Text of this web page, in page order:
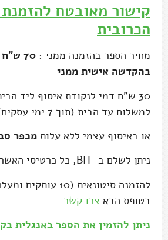
קישור מאובטח
הכרובית
מחיר הספר בהזמנה ממני :
70
בהקדשה אישית ממני
למשלוח עד הבית (תוך 7 ימי עסקים)
או באיסוף עצמי ללא עלות מכפר
ניתן לשלם ב-BIT, כל כרטיסי האשראי ודרך פייפאל
להזמנה סיטונאית
בטופס הבא צרו קשר
ניתן להזמין את הספר באנגלית